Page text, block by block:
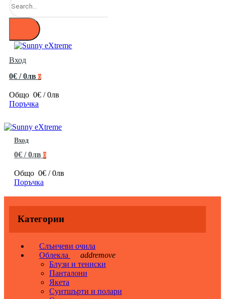
Вход
0€ / 0лв 0
Общо 0€ / 0лв
Поръчка
Вход
0€ / 0лв 0
Общо 0€ / 0лв
Поръчка
Категории
Слънчеви очила
Облекла
addremove
Блузи и тениски
Панталони
Якета
Суитшърти и полари